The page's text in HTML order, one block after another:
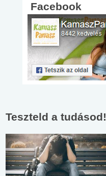
Facebook
Teszteld a tudásod!